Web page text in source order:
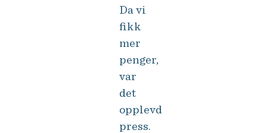
Da vi
fikk
mer
penger,
var
det
opplevd
press.